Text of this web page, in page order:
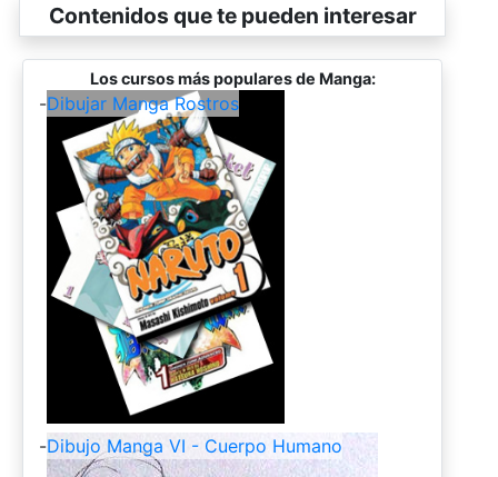
Contenidos que te pueden interesar
Los cursos más populares de Manga:
-Dibujar Manga Rostros
-Dibujo Manga VI - Cuerpo Humano